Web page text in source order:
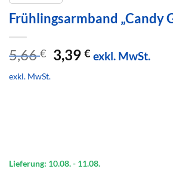
Frühlingsarmband „Candy
5,66€ Ursprünglicher
Preis
3,39€Aktueller
exkl. MwSt.
exkl. MwSt.
Lieferung: 10.08.- 11.08.